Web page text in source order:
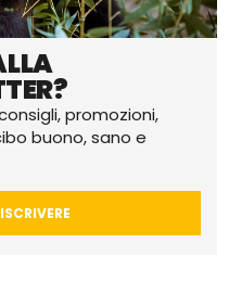
promozioni,
buono, sano e